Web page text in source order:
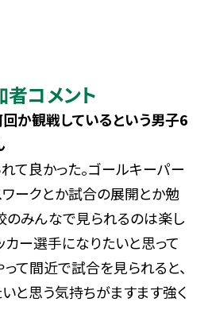
コメント
か観戦しているという男子6
て良かった。ゴールキーパー
ワークとか試合の展開とか勉
のみんなで見られるのは楽し
カー選手になりたいと思って
って間近で試合を見られると、
と思う気持ちがますます強く